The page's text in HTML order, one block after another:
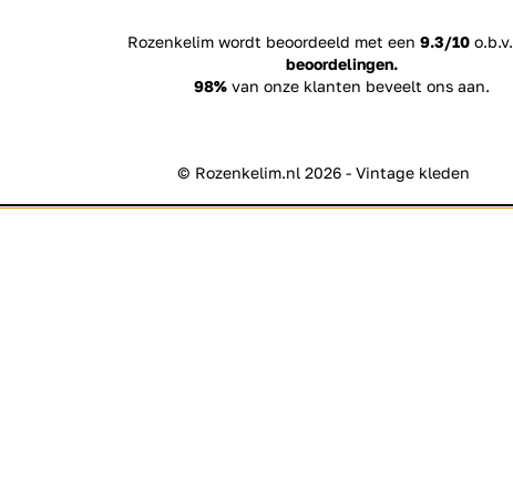
Rozenkelim wordt beoordeeld met een 9.3/10o.b.v.
beoordelingen.
98% van onze klanten beveelt ons aan.
© Rozenkelim.nl 2026 - Vintage kleden